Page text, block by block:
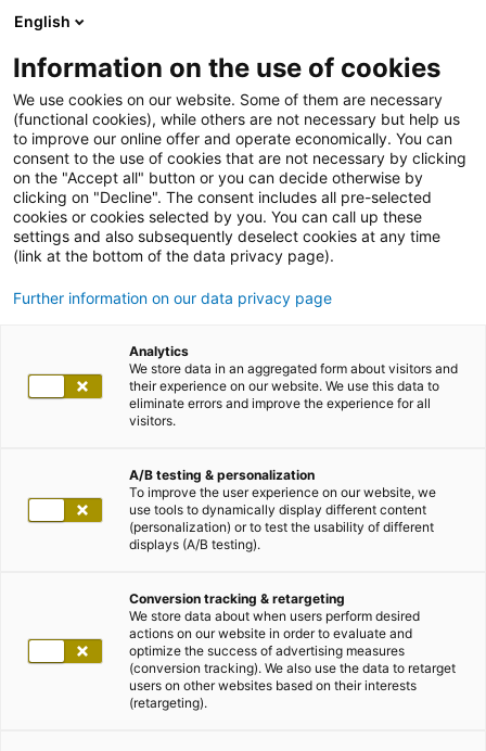
English
Information on the use of cookies
We use cookies on our website. Some of them are necessary
(functional cookies), while others are not necessary but help us
to improve our online offer and operate economically. You can
consent to the use of cookies that are not necessary by clicking
on the "Accept all" button or you can decide otherwise by
clicking on "Decline". The consent includes all pre-selected
cookies or cookies selected by you. You can call up these
settings and also subsequently deselect cookies at any time
(link at the bottom of the data privacy page).
Further information on our data privacy page
Analytics
We store data in an aggregated form about visitors and
their experience on our website. We use this data to
eliminate errors and improve the experience for all
visitors.
A/B testing & personalization
To improve the user experience on our website, we
use tools to dynamically display different content
(personalization) or to test the usability of different
displays (A/B testing).
Conversion tracking & retargeting
We store data about when users perform desired
actions on our website in order to evaluate and
optimize the success of advertising measures
(conversion tracking). We also use the data to retarget
users on other websites based on their interests
(retargeting).